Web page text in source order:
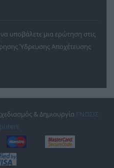
υποβάλετε μια ερώτηση στις
Ύδρευσης Αποχέτευσης
& Δημιουργία ΓΝΩΣΙΣ